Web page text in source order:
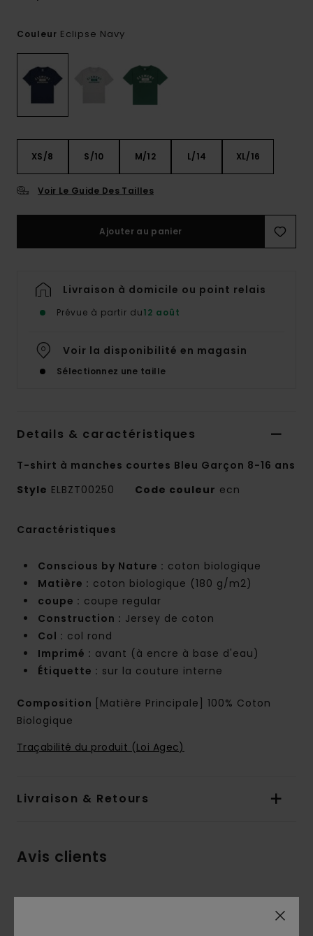
Couleur Eclipse Navy
XS/8 S/10 M/12 L/14 XL/16
Voir Le Guide Des Tailles
Ajouter au panier
Livraison à domicile ou point relais
Prévue à partir du12 août
Voir la disponibilité en magasin
Sélectionnez une taille
Details & caractéristiques
T-shirt à manches courtes Bleu Garçon 8-16 ans
Style ELBZT00250 Code couleur ecn
Caractéristiques
Conscious by Nature : coton biologique
Matière : coton biologique (180 g/m2)
coupe : coupe regular
Construction : Jersey de coton
Col : col rond
Imprimé : avant (à encre à base d'eau)
Étiquette : sur la couture interne
Composition
[Matière Principale] 100% Coton
Biologique
Traçabilité du produit (Loi Agec)
Livraison & Retours
Avis clients